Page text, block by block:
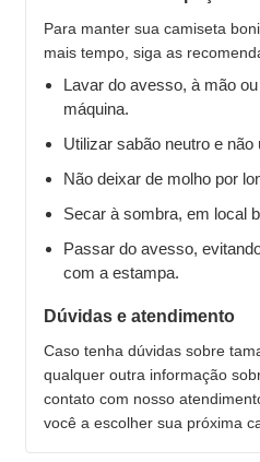
Para manter sua camiseta
mais tempo, siga as
Lavar do avesso, à mão
máquina.
Utilizar sabão neutro e não
Não deixar de molho por
Secar à sombra, em local
Passar do avesso,
com a estampa.
Dúvidas e atendimento
Caso tenha dúvidas sobre
qualquer outra informação
contato com nosso
você a escolher sua próxima